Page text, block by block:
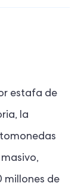
estafa de
la
millones de